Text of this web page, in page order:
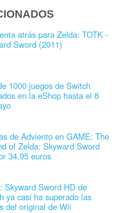
atrás para Zelda: TOTK -
Sword (2011)
1000 juegos de Switch
en la eShop hasta el 8
de Adviento en GAME: The
of Zelda: Skyward Sword
34,95 euros
Skyward Sword HD de
ya casi ha superado las
del original de Wii